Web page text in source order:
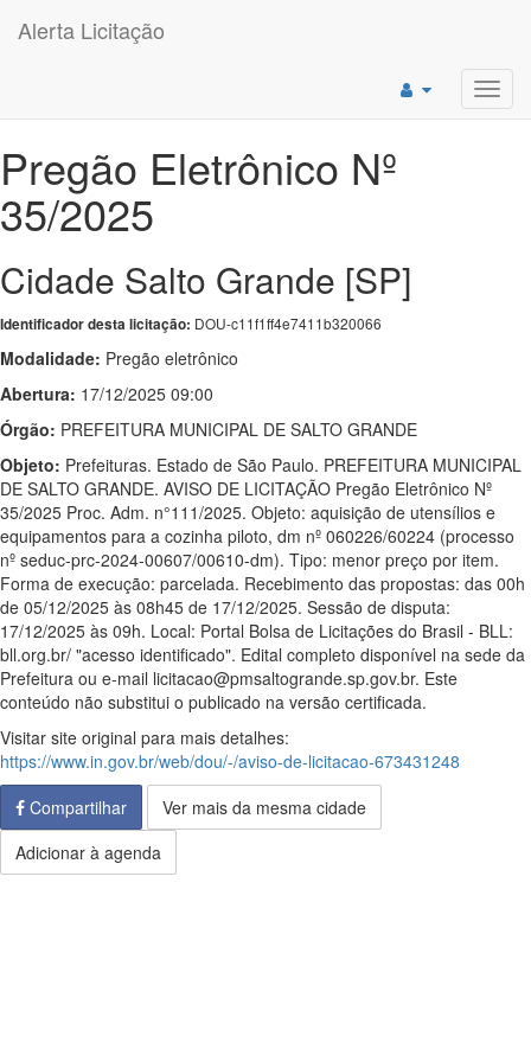
Alerta Licitação
Pregão Eletrônico Nº
35/2025
Cidade Salto Grande [SP]
Identificador desta licitação: DOU-c11f1ff4e7411b320066
Modalidade: Pregão eletrônico
Abertura: 17/12/2025 09:00
Órgão: PREFEITURA MUNICIPAL DE SALTO GRANDE
Objeto: Prefeituras. Estado de São Paulo. PREFEITURA MUNICIPAL
DE SALTO GRANDE. AVISO DE LICITAÇÃO Pregão Eletrônico Nº
35/2025 Proc. Adm. n°111/2025. Objeto: aquisição de utensílios e
equipamentos para a cozinha piloto, dm nº 060226/60224 (processo
nº seduc-prc-2024-00607/00610-dm). Tipo: menor preço por item.
Forma de execução: parcelada. Recebimento das propostas: das 00h
de 05/12/2025 às 08h45 de 17/12/2025. Sessão de disputa:
17/12/2025 às 09h. Local: Portal Bolsa de Licitações do Brasil - BLL:
bll.org.br/ "acesso identificado". Edital completo disponível na sede da
Prefeitura ou e-mail licitacao@pmsaltogrande.sp.gov.br. Este
conteúdo não substitui o publicado na versão certificada.
Visitar site original para mais detalhes:
https://www.in.gov.br/web/dou/-/aviso-de-licitacao-673431248
Compartilhar
Ver mais da mesma cidade
Adicionar à agenda